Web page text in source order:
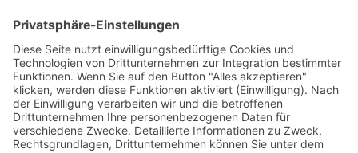
Gugelhupf mit Schuss
11. März 2026
sofort lieferbar
256 Seiten, 12,5 x 20,5 cm